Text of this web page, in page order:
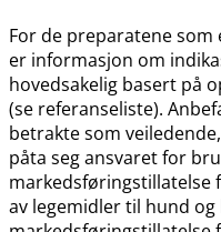
For de preparatene
er informasjon om
hovedsakelig basert på
(se referanseliste).
betrakte som
påta seg ansvaret for
markedsføringstillatelse
av legemidler til hund